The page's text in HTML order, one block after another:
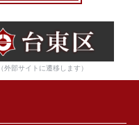
（外部サイトに遷移します）